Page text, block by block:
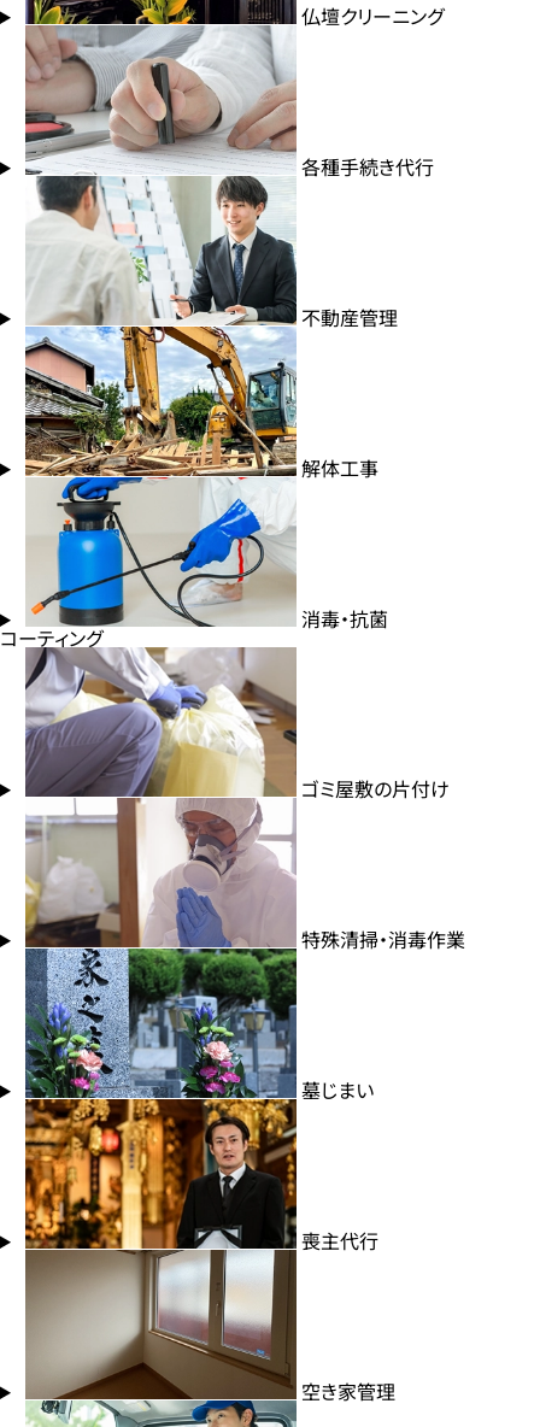
仏壇クリーニング
各種手続き代行
不動産管理
解体工事
消毒・抗菌
コーティング
ゴミ屋敷の片付け
特殊清掃・消毒作業
墓じまい
喪主代行
空き家管理